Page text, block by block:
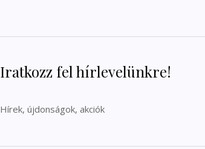
Iratkozz fel hírlevelünkre!
Hírek, újdonságok, akciók